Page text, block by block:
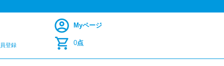
登録
Myページ
0点